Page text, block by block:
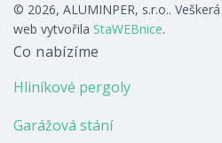
© 2026, ALUMINPER, s.r.o..
web vytvořila StaWEBnice.
Co nabízíme
Hliníkové pergoly
Garážová stání